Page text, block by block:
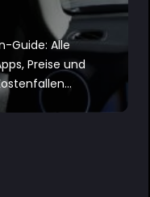
Guide: Alle
Preise und